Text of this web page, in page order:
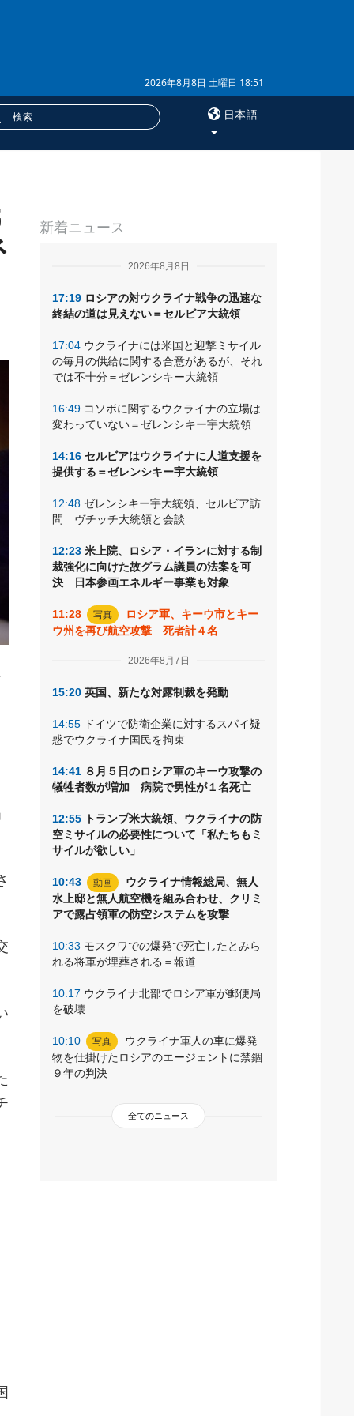
2026年8月8日 土曜日 18:51
日本語
購読
新着ニュース
2026年8月8日
17:19 ロシアの対ウクライナ戦争の迅速な
終結の道は見えない＝セルビア大統領
17:04 ウクライナには米国と迎撃ミサイル
の毎月の供給に関する合意があるが、それ
では不十分＝ゼレンシキー大統領
16:49 コソボに関するウクライナの立場は
変わっていない＝ゼレンシキー宇大統領
14:16 セルビアはウクライナに人道支援を
提供する＝ゼレンシキー宇大統領
12:48 ゼレンシキー宇大統領、セルビア訪
問 ヴチッチ大統領と会談
12:23 米上院、ロシア・イランに対する制
裁強化に向けた故グラム議員の法案を可
決 日本参画エネルギー事業も対象
11:28 写真
ロシア軍、キーウ市とキー
ウ州を再び航空攻撃 死者計４名
2026年8月7日
15:20 英国、新たな対露制裁を発動
14:55 ドイツで防衛企業に対するスパイ疑
惑でウクライナ国民を拘束
14:41 ８月５日のロシア軍のキーウ攻撃の
犠牲者数が増加 病院で男性が１名死亡
12:55 トランプ米大統領、ウクライナの防
空ミサイルの必要性について「私たちもミ
サイルが欲しい」
10:43 動画
ウクライナ情報総局、無人
水上邸と無人航空機を組み合わせ、クリミ
アで露占領軍の防空システムを攻撃
10:33 モスクワでの爆発で死亡したとみら
れる将軍が埋葬される＝報道
10:17 ウクライナ北部でロシア軍が郵便局
を破壊
10:10 写真
ウクライナ軍人の車に爆発
物を仕掛けたロシアのエージェントに禁錮
９年の判決
全てのニュース